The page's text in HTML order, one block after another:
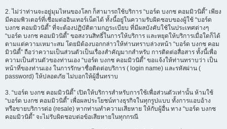
2. ไม่ว่าท่านจะอยู่มุมไหนของโลก ก็สามารถใช้บริการ “บอร์ด บงกช คอมมิวนิตี้” เพียง
มีคอมพิวเตอร์ที่เชื่อมต่ออินเทอร์เน็ตได้ ทั้งนี้อยู่ในความรับผิดชอบของผู้ใช้ “บอร์ด
บงกช คอมมิวนิตี้” ที่จะต้องปฏิบัติตามกฎระเบียบ ที่มีผลบังคับใช้ในประเทศต่างๆ
“บอร์ด บงกช คอมมิวนิตี้” ขอสงวนสิทธิ์ในการให้บริการ และหยุดให้บริการเมื่อใดก็ได้
ตามแต่ความเหมาะสม โดยมิต้องบอกกล่าวให้ท่านทราบล่วงหน้า “บอร์ด บงกช คอม
มิวนิตี้” ถือว่าความเป็นส่วนตัวเป็นเรื่องสำคัญมากสำหรับ การติดต่อสื่อสาร ทั้งนี้เพื่อ
ความเป็นส่วนตัวของท่านเอง “บอร์ด บงกช คอมมิวนิตี้” ขอแจ้งให้ท่านทราบว่า เป็น
หน้าที่ของท่านเอง ในการรักษาชื่อติดต่อบริการ ( login name) และรหัสผ่าน (
password) ให้ปลอดภัย ไม่บอกให้ผู้อื่นทราบ
3. “บอร์ด บงกช คอมมิวนิตี้” เปิดให้บริการสำหรับการใช้เพื่อส่วนตัวเท่านั้น ห้ามใช้
“บอร์ด บงกช คอมมิวนิตี้” เพื่อผลประโยชน์ทางธุรกิจในทุกรูปแบบ ทั้งการแอบอ้าง
หรือขายบริการต่อ (resale) หากท่านทำความเสียหาย ให้กับผู้อื่น ทาง “บอร์ด บงกช
คอมมิวนิตี้” จะไม่รับผิดชอบต่อข้อเสียหายในทุกกรณี